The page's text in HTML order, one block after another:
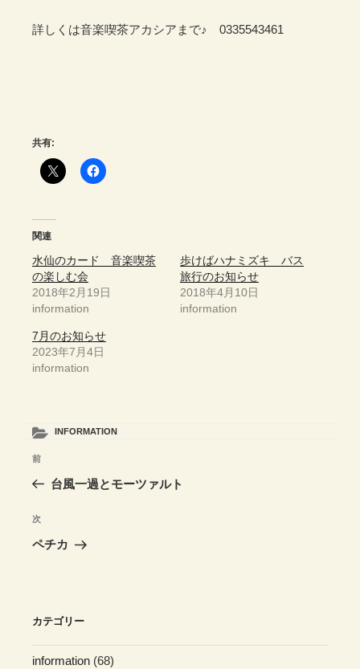
詳しくは音楽喫茶アカシアまで♪ 0335543461
共有:
関連
水仙のカード 音楽喫茶
の楽しむ会
2018年2月19日
information
歩けばハナミズキ バス
旅行のお知らせ
2018年4月10日
information
7月のお知らせ
2023年7月4日
information
カ
ー
INFORMATION
投
ナ
ビ
ゲ
ン
前
の
稿
前
台風一過とモーツァルト
次
の
次
ペチカ
カテゴリー
information (68)